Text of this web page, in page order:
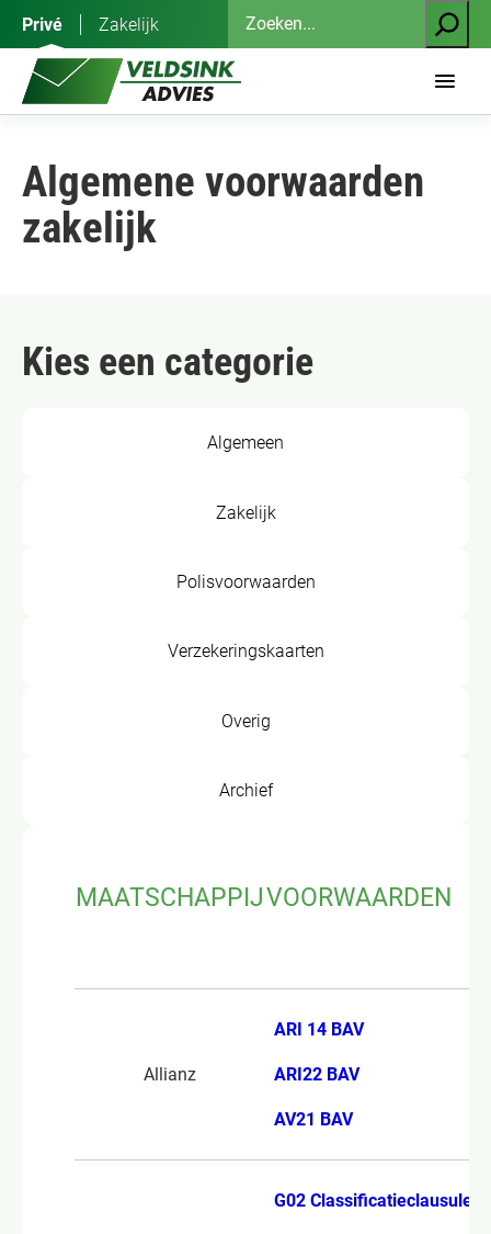
inhoud
Privé Zakelijk
Zoeken
Algemene voorwaarden
zakelijk
Kies een categorie
Algemeen
Zakelijk
Polisvoorwaarden
Verzekeringskaarten
Overig
Archief
MAATSCHAPPIJVOORWAARDEN
Allianz
ARI 14 BAV
ARI22 BAV
AV21 BAV
G02 Classificatieclausule